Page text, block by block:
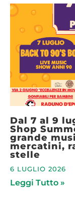
Dal 7 al 9
Shop
grande
mercatini,
stelle
6 LUGLIO 2026
Leggi Tutto »